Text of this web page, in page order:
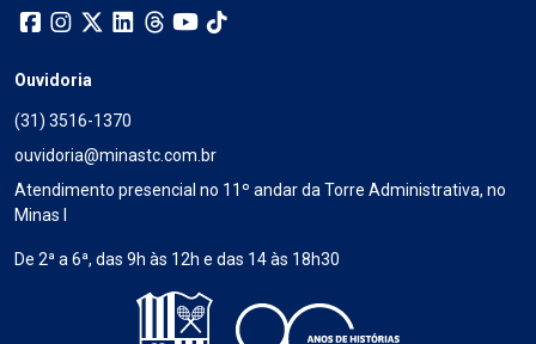
Ouvidoria
(31) 3516-1370
ouvidoria@minastc.com.br
Atendimento presencial no 11º andar da Torre Administrativa, no
Minas I
De 2ª a 6ª, das 9h às 12h e das 14 às 18h30